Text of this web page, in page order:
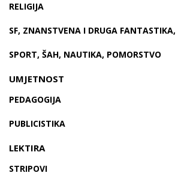
RELIGIJA
SF, ZNANSTVENA I DRUGA FANTASTIKA,
SPORT, ŠAH, NAUTIKA, POMORSTVO
UMJETNOST
PEDAGOGIJA
PUBLICISTIKA
LEKTIRA
STRIPOVI